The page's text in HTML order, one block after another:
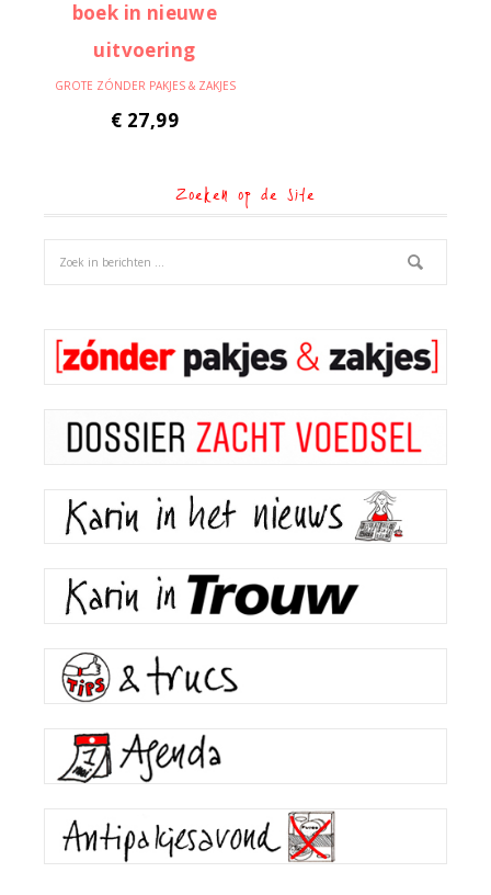
GROTE ZÓNDER PAKJES & ZAKJES
€ 27,99
Zoeken op de site